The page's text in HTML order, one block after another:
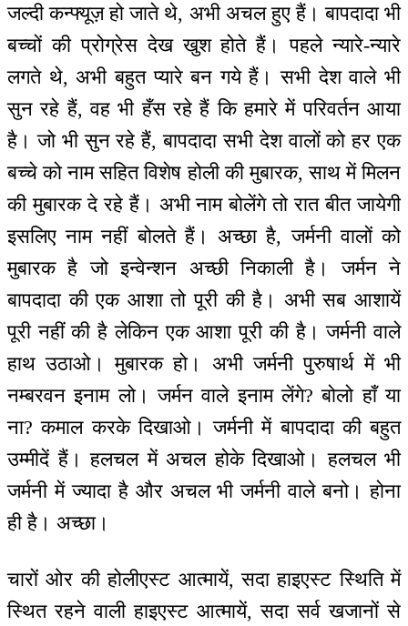
जल्दी कन्फ्यूज़ हो जाते थे, अभी अचल हुए हैं। बापदादा भी
बच्चों की प्रोग्रेस देख खुश होते हैं। पहले न्यारे-न्यारे
लगते थे, अभी बहुत प्यारे बन गये हैं। सभी देश वाले भी
सुन रहे हैं, वह भी हँस रहे हैं कि हमारे में परिवर्तन आया
है। जो भी सुन रहे हैं, बापदादा सभी देश वालों को हर एक
बच्चे को नाम सहित विशेष होली की मुबारक, साथ में मिलन
की मुबारक दे रहे हैं। अभी नाम बोलेंगे तो रात बीत जायेगी
इसलिए नाम नहीं बोलते हैं। अच्छा है, जर्मनी वालों को
मुबारक है जो इन्वेन्शन अच्छी निकाली है। जर्मन ने
बापदादा की एक आशा तो पूरी की है। अभी सब आशायें
पूरी नहीं की है लेकिन एक आशा पूरी की है। जर्मनी वाले
हाथ उठाओ। मुबारक हो। अभी जर्मनी पुरुषार्थ में भी
नम्बरवन इनाम लो। जर्मन वाले इनाम लेंगे? बोलो हाँ या
ना? कमाल करके दिखाओ। जर्मनी में बापदादा की बहुत
उम्मीदें हैं। हलचल में अचल होके दिखाओ। हलचल भी
जर्मनी में ज्यादा है और अचल भी जर्मनी वाले बनो। होना
ही है। अच्छा।
चारों ओर की होलीएस्ट आत्मायें, सदा हाइएस्ट स्थिति में
स्थित रहने वाली हाइएस्ट आत्मायें, सदा सर्व खजानों से